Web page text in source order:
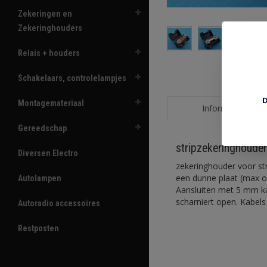
Zekeringen en
Zekeringhouders
Relais + houders
Schakelaars, controlelampjes
Montagemateriaal
Gereedschap
Diversen Electro
Autolampen
Autoradio accessoires
Restposten
Informatie
zekeringhouder voor
een dunne plaat (max
Aansluiten met 5 mm
scharniert open.